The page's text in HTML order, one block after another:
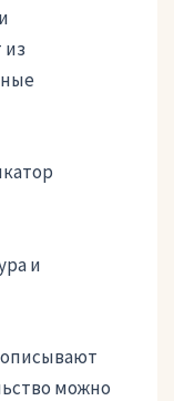
из
и
можно